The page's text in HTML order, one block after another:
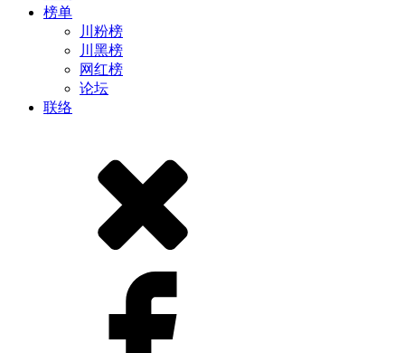
榜单
川粉榜
川黑榜
网红榜
论坛
联络